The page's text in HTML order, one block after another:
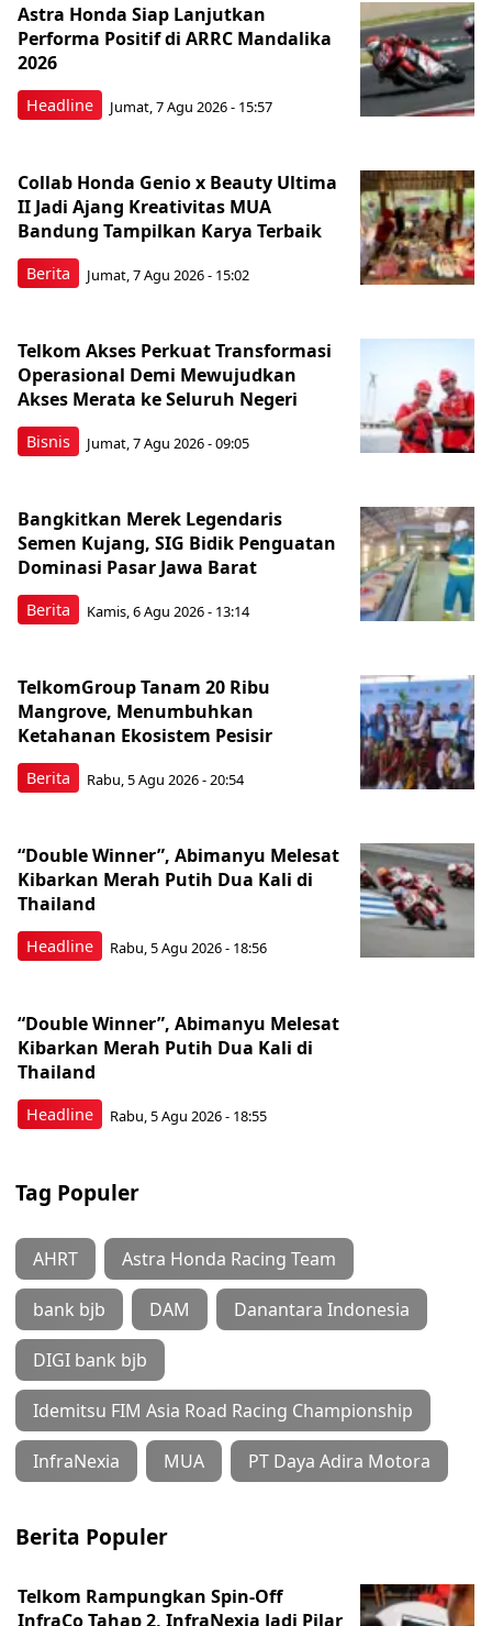
Headline
Astra Honda Siap Lanjutkan
Performa Positif di ARRC Mandalika
2026
Jumat, 7 Agu 2026 - 15:57
Berita
Collab Honda Genio x Beauty Ultima
II Jadi Ajang Kreativitas MUA
Bandung Tampilkan Karya Terbaik
Jumat, 7 Agu 2026 - 15:02
Bisnis
Telkom Akses Perkuat Transformasi
Operasional Demi Mewujudkan
Akses Merata ke Seluruh Negeri
Jumat, 7 Agu 2026 - 09:05
Berita
Bangkitkan Merek Legendaris
Semen Kujang, SIG Bidik Penguatan
Dominasi Pasar Jawa Barat
Kamis, 6 Agu 2026 - 13:14
Berita
TelkomGroup Tanam 20 Ribu
Mangrove, Menumbuhkan
Ketahanan Ekosistem Pesisir
Rabu, 5 Agu 2026 - 20:54
Headline
“Double Winner”, Abimanyu Melesat
Kibarkan Merah Putih Dua Kali di
Thailand
Rabu, 5 Agu 2026 - 18:56
Headline
“Double Winner”, Abimanyu Melesat
Kibarkan Merah Putih Dua Kali di
Thailand
Rabu, 5 Agu 2026 - 18:55
Tag Populer
AHRT Astra Honda Racing Team
bank bjb DAM Danantara Indonesia
DIGI bank bjb
Idemitsu FIM Asia Road Racing Championship
InfraNexia MUA PT Daya Adira Motora
Berita Populer
Telkom Rampungkan Spin-Off
InfraCo Tahap 2, InfraNexia Jadi Pilar